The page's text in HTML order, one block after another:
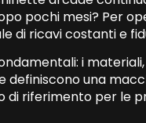
pochi mesi? Per
di ricavi costanti e
i
una
di riferimento per le